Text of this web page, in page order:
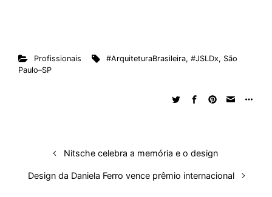
Profissionais #ArquiteturaBrasileira,#JSLDx, São
Paulo–SP
Nitsche celebra a memória e o design
Design da Daniela Ferro vence prêmio internacional